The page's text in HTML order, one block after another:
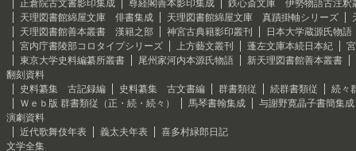
正倉院古文書影印集成
尊経閣善本影印集成
鉄心斎文庫 伊勢物語古注釈
天理図書館綿屋文庫 俳書集成
天理図書館綿屋文庫 真蹟掛軸シリーズ
天理図書館善本叢書 漢籍之部
神宮古典籍影印叢刊
日本大学蔵源氏物語
宮内庁書陵部コロタイプシリーズ
上方藝文叢刊 蓬左文庫本続日本紀
東京大学史料編纂所叢書
尾州家河内本源氏物語
新天理図書館善本叢書
翻刻資料
史料纂集 古記録編
史料纂集 古文書編 群書類従 続群書類従
続々
Ｗｅｂ版 群書類従（正・続・続々）
馬琴書翰集成
与謝野寛晶子書簡集成
演劇資料
近代歌舞伎年表
義太夫年表
喜多村緑郎日記
文学全集